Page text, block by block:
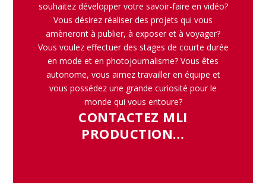
souhaitez développer votre savoir-faire en vidéo?
Vous désirez réaliser des projets qui vous
amèneront à publier, à exposer et à voyager?
Vous voulez effectuer des stages de courte durée
en mode et en photojournalisme? Vous êtes
autonome, vous aimez travailler en équipe et
vous possédez une grande curiosité pour le
monde qui vous entoure?
CONTACTEZ MLI
PRODUCTION…